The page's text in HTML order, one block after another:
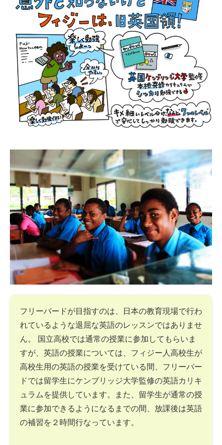
フリーバードが目指すのは、日本の教育現場で行わ
れているような退屈な英語のレッスンではありませ
ん。 国立高校では通常の授業に参加してもらいま
すが、英語の授業については、フィジー人高校生が
高校生用の英語の授業を受けている間、フリーバー
ドでは留学生にケンブリッジ大学監修の英語カリキ
ュラムを提供しています。また、留学生が通常の授
業に参加できるようになるまでの間、放課後は英語
の補習を２時間行なっています。